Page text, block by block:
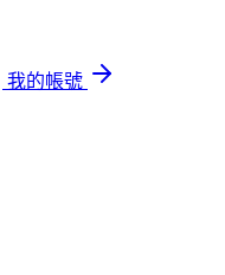
我的帳號